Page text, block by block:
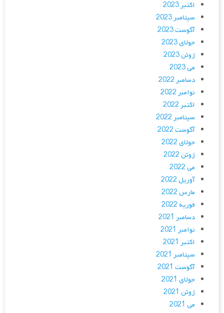
اکتبر 2023
سپتامبر 2023
آگوست 2023
جولای 2023
ژوئن 2023
می 2023
دسامبر 2022
نوامبر 2022
اکتبر 2022
سپتامبر 2022
آگوست 2022
جولای 2022
ژوئن 2022
می 2022
آوریل 2022
مارس 2022
فوریه 2022
دسامبر 2021
نوامبر 2021
اکتبر 2021
سپتامبر 2021
آگوست 2021
جولای 2021
ژوئن 2021
می 2021